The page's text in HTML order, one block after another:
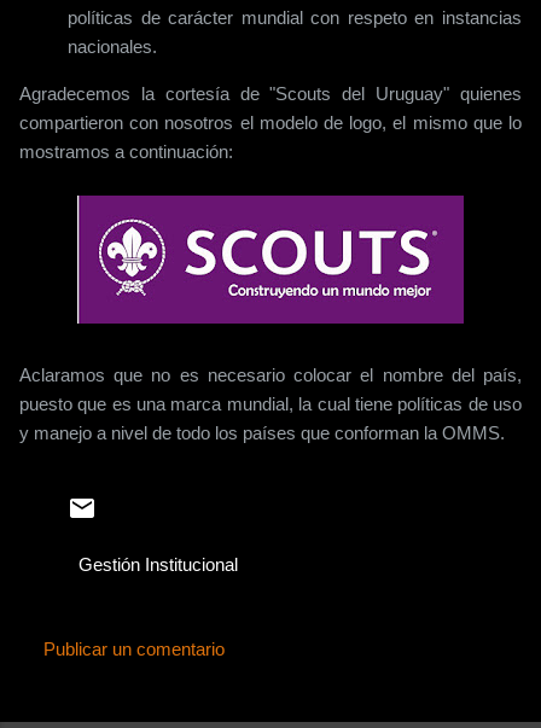
políticas de carácter mundial con respeto en instancias
nacionales.
Agradecemos la cortesía de "Scouts del Uruguay" quienes
compartieron con nosotros el modelo de logo, el mismo que lo
mostramos a continuación:
Aclaramos que no es necesario colocar el nombre del país,
puesto que es una marca mundial, la cual tiene políticas de uso
y manejo a nivel de todo los países que conforman la OMMS.
Gestión Institucional
Publicar un comentario